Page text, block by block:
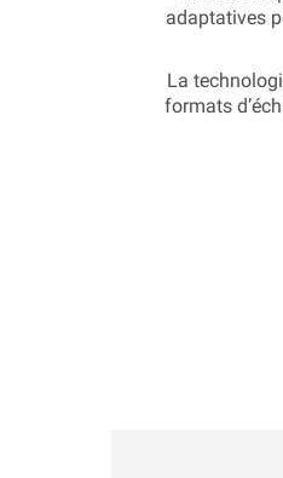
adaptatives
La
formats